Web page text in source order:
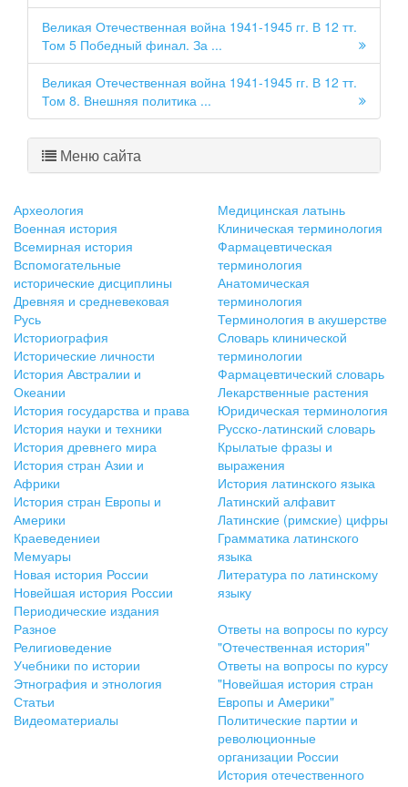
Великая Отечественная война 1941-1945 гг. В 12 тт.
Том 5 Победный финал. За ...
Великая Отечественная война 1941-1945 гг. В 12 тт.
Том 8. Внешняя политика ...
Меню сайта
Археология
Военная история
Всемирная история
Вспомогательные
исторические дисциплины
Древняя и средневековая
Русь
Историография
Исторические личности
История Австралии и
Океании
История государства и права
История науки и техники
История древнего мира
История стран Азии и
Африки
История стран Европы и
Америки
Краеведениеи
Мемуары
Новая история России
Новейшая история России
Периодические издания
Разное
Религиоведение
Учебники по истории
Этнография и этнология
Статьи
Видеоматериалы
Медицинская латынь
Клиническая терминология
Фармацевтическая
терминология
Анатомическая
терминология
Терминология в акушерстве
Словарь клинической
терминологии
Фармацевтический словарь
Лекарственные растения
Юридическая терминология
Русско-латинский словарь
Крылатые фразы и
выражения
История латинского языка
Латинский алфавит
Латинские (римские) цифры
Грамматика латинского
языка
Литература по латинскому
языку
Ответы на вопросы по курсу
"Отечественная история"
Ответы на вопросы по курсу
"Новейшая история стран
Европы и Америки"
Политические партии и
революционные
организации России
История отечественного